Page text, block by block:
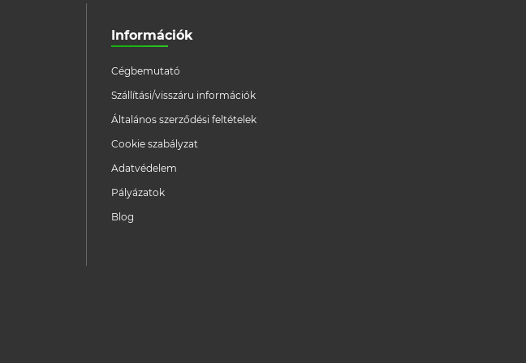
Információk
Cégbemutató
Szállítási/visszáru információk
Általános szerződési feltételek
Cookie szabályzat
Adatvédelem
Pályázatok
Blog